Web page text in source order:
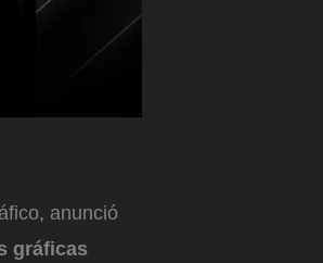
anunció
gráficas